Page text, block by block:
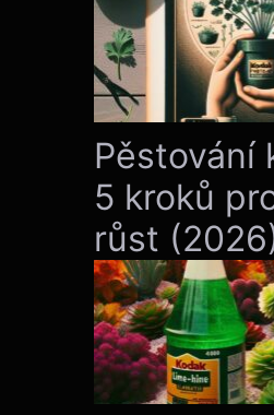
Pěstování
5 kroků
růst